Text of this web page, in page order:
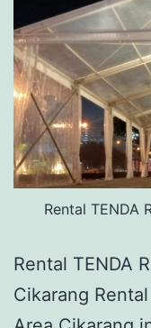
Rental TENDA
Rental TENDA
Cikarang